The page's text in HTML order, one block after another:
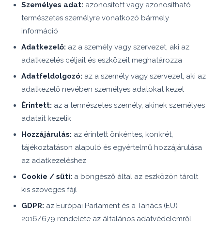
Személyes adat: azonosított vagy azonosítható
természetes személyre vonatkozó bármely
információ
Adatkezelő: az a személy vagy szervezet, aki az
adatkezelés céljait és eszközeit meghatározza
Adatfeldolgozó: az a személy vagy szervezet, aki az
adatkezelő nevében személyes adatokat kezel
Érintett: az a természetes személy, akinek személyes
adatait kezelik
Hozzájárulás: az érintett önkéntes, konkrét,
tájékoztatáson alapuló és egyértelmű hozzájárulása
az adatkezeléshez
Cookie / süti: a böngésző által az eszközön tárolt
kis szöveges fájl
GDPR: az Európai Parlament és a Tanács (EU)
2016/679 rendelete az általános adatvédelemről